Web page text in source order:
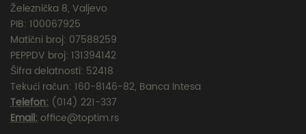
Železnička 8, Valjevo
PIB: 100067925
Matični broj: 07588259
PEPPDV broj: 131394142
Šifra delatnosti: 52418
Tekući račun: 160-8146-82, Banca Intesa
Telefon: (014) 221-337
Email:office@toptim.rs